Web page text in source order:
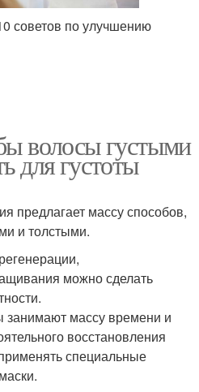
советов по улучшению
волосы густыми
для густоты
предлагает массу способов,
и толстыми.
можно сделать
занимают массу времени и
восстановления
специальные